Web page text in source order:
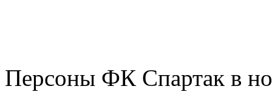
Персоны ФК Спартак в